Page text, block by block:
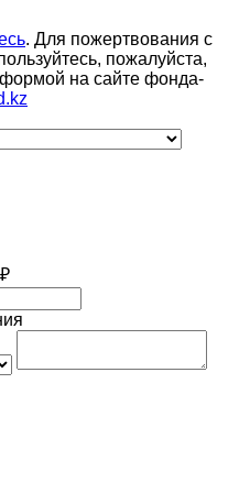
. Для пожертвования с
пожалуйста,
на сайте фонда-
₽